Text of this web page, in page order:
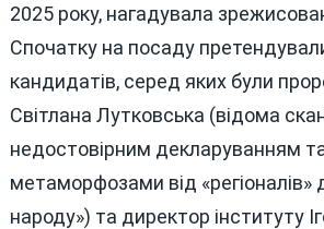
2025 року, нагадувала
Спочатку на посаду
кандидатів, серед яких були
Світлана Лутковська (відомa
недостовірним декларуванням
метаморфозами від «регіоналів»
народу») та директор інституту